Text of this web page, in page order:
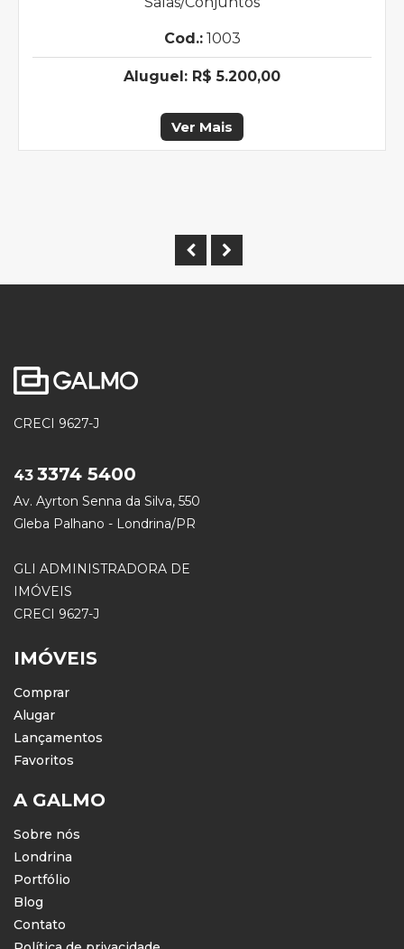
Cod.:1003
Aluguel: R$ 5.200,00
Ver Mais
CRECI 9627-J
43 3374 5400
Av. Ayrton Senna da Silva, 550
Gleba Palhano - Londrina/PR
GLI ADMINISTRADORA DE
IMÓVEIS
CRECI 9627-J
IMÓVEIS
Comprar
Alugar
Lançamentos
Favoritos
A GALMO
Sobre nós
Londrina
Portfólio
Blog
Contato